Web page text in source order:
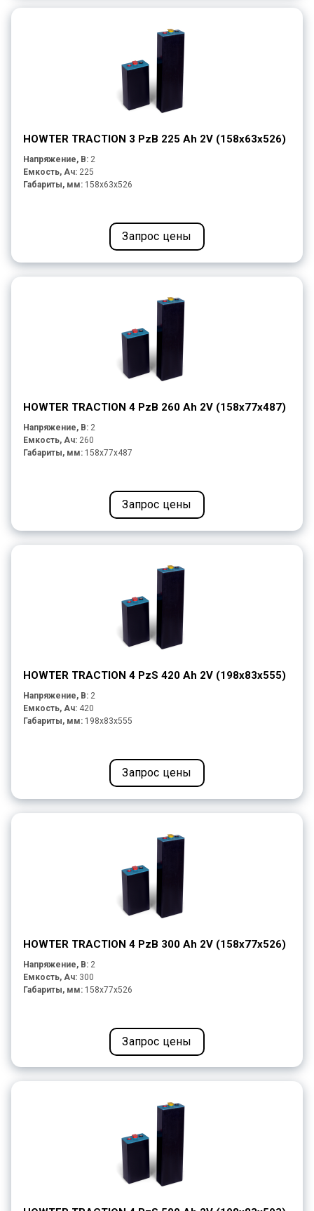
HOWTER TRACTION 3 PzB 225 Ah 2V (158x63x526)
Напряжение, В: 2
Емкость, Ач: 225
Габариты, мм: 158x63x526
Запрос цены
HOWTER TRACTION 4 PzB 260 Ah 2V (158x77x487)
Напряжение, В: 2
Емкость, Ач: 260
Габариты, мм: 158x77x487
Запрос цены
HOWTER TRACTION 4 PzS 420 Ah 2V (198x83x555)
Напряжение, В: 2
Емкость, Ач: 420
Габариты, мм: 198x83x555
Запрос цены
HOWTER TRACTION 4 PzB 300 Ah 2V (158x77x526)
Напряжение, В: 2
Емкость, Ач: 300
Габариты, мм: 158x77x526
Запрос цены